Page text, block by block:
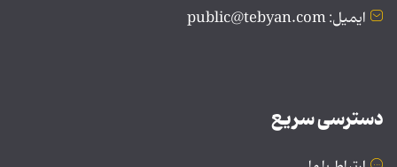
ایمیل: public@tebyan.com
دسترسی سریع